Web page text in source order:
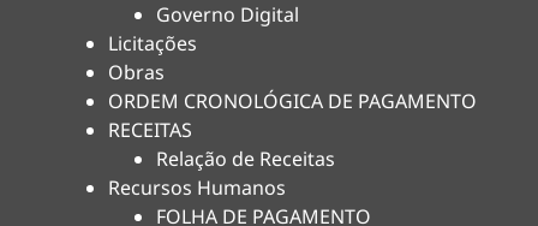
Governo Digital
Licitações
Obras
ORDEM CRONOLÓGICA DE PAGAMENTO
RECEITAS
Relação de Receitas
Recursos Humanos
FOLHA DE PAGAMENTO